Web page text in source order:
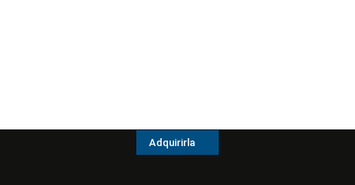
Adquirirla